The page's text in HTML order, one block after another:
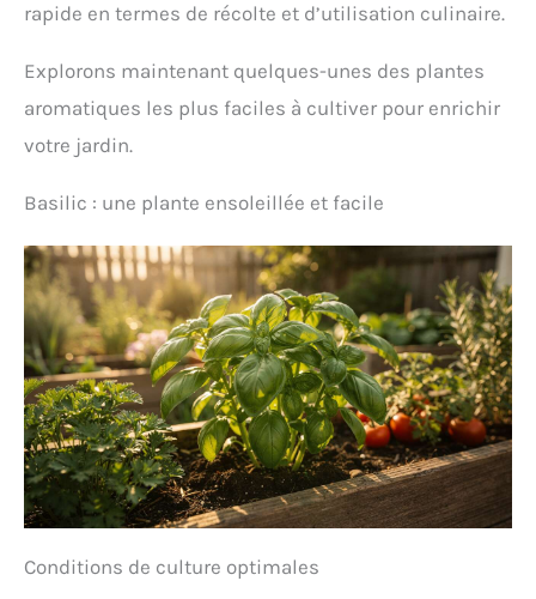
rapide en termes de récolte et d’utilisation culinaire.
Explorons maintenant quelques-unes des plantes
aromatiques les plus faciles à cultiver pour enrichir
votre jardin.
Basilic : une plante ensoleillée et facile
Conditions de culture optimales